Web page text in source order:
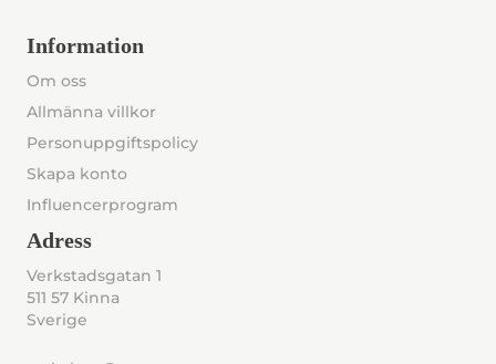
Information
Om oss
Allmänna villkor
Personuppgiftspolicy
Skapa konto
Influencerprogram
Adress
Verkstadsgatan 1
511 57 Kinna
Sverige